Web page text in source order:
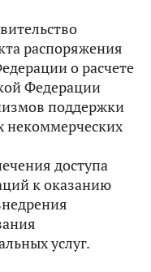
распоряжения
о расчете
Федерации
поддержки
некоммерческих
доступа
к оказанию
услуг.